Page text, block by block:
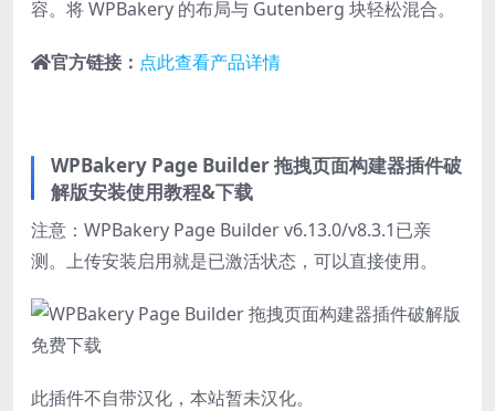
容。将 WPBakery 的布局与 Gutenberg 块轻松混合。
官方链接： 点此查看产品详情
WPBakery Page Builder 拖拽页面构建器插件破
解版安装使用教程&下载
注意：WPBakery Page Builder v6.13.0/v8.3.1已亲
测。上传安装启用就是已激活状态，可以直接使用。
此插件不自带汉化，本站暂未汉化。